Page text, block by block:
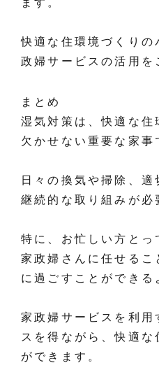
ます。
快適な住環境づくりの
政婦サービスの活用を
まとめ
湿気対策は、快適な住
欠かせない重要な家事
日々の換気や掃除、適
継続的な取り組みが必
特に、お忙しい方とっ
家政婦さんに任せるこ
に過ごすことができる
家政婦サービスを利用
スを得ながら、快適な
ができます。